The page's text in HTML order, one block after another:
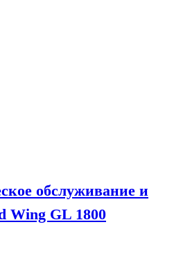
обслуживание и
Wing GL 1800